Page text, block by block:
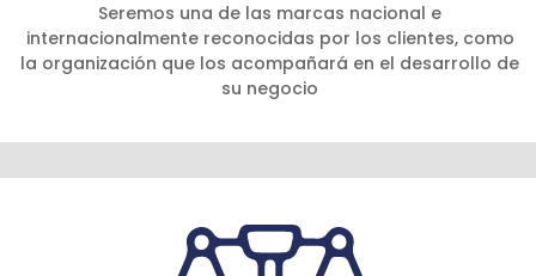
Seremos una de las marcas nacional e
internacionalmente reconocidas por los clientes, como
la organización que los acompañará en el desarrollo de
su negocio